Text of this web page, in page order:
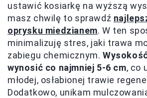
ustawić kosiarkę na wyższą
masz chwilę to sprawdź
oprysku miedzianem. W ten
minimalizuję stres, jaki trawa
zabiegu chemicznym.
wynosić co najmniej 5-6 cm, co
młodej, osłabionej trawie
Dodatkowo, unikam